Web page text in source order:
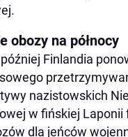
obozy na północy
Finlandia
nazistowskich
w fińskiej Laponii
dla jeńców